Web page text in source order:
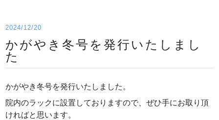
2024/12/20
かがやき冬号を発行いたしまし
た
かがやき冬号を発行いたしました。
院内のラックに設置しておりますので、ぜひ手にお取り頂
ければと思います。